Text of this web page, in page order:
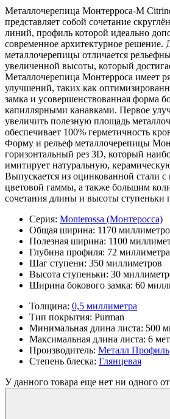
Металлочерепица Монтерроса-M
представляет собой сочетание
линий, профиль которой идеально
современное архитектурное решение.
металлочерепицы отличается
увеличенной высоты, который
Металлочерепица Монтерроса имеет
улучшений, таких как
замка и усовершенствованная форма
капиллярными канавками. Первое
увеличить полезную площадь
обеспечивает 100% герметичность
Форму и рельеф металлочерепицы
горизонтальный рез 3D, который
имитирует натуральную,
Выпускается из оцинкованной стали
цветовой гаммы, а также большим
сочетания длины и высоты ступеньки
Серия: Monterossa (Монтеросса)
Общая ширина: 1170
Полезная ширина: 1100
Глубина профиля: 72 миллиметра
Шаг ступени: 350 миллиметров
Высота ступеньки: 30
Ширина бокового замка: 60
Толщина: 0,5 миллиметра
Тип покрытия: Purman
Минимальная длина листа: 500
Максимальная длина листа: 6
Производитель: Металл Профиль
Степень блеска: Глянцевая
У данного товара еще нет ни одного